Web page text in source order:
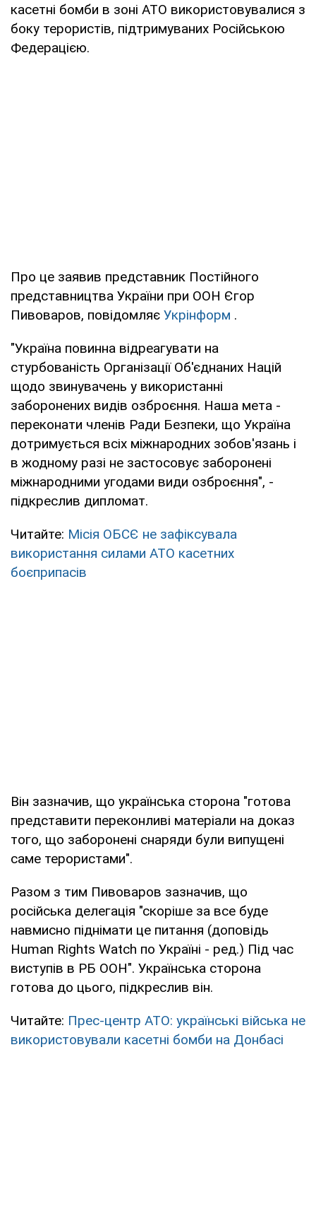
касетні бомби в зоні АТО використовувалися з
боку терористів, підтримуваних Російською
Федерацією.
Про це заявив представник Постійного
представництва України при ООН Єгор
Пивоваров, повідомляє Укрінформ .
"Україна повинна відреагувати на
стурбованість Організації Об'єднаних Націй
щодо звинувачень у використанні
заборонених видів озброєння. Наша мета -
переконати членів Ради Безпеки, що Україна
дотримується всіх міжнародних зобов'язань і
в жодному разі не застосовує заборонені
міжнародними угодами види озброєння", -
підкреслив дипломат.
Читайте: Місія ОБСЄ не зафіксувала
використання силами АТО касетних
боєприпасів
Він зазначив, що українська сторона "готова
представити переконливі матеріали на доказ
того, що заборонені снаряди були випущені
саме терористами".
Разом з тим Пивоваров зазначив, що
російська делегація "скоріше за все буде
навмисно піднімати це питання (доповідь
Human Rights Watch по Україні - ред.) Під час
виступів в РБ ООН". Українська сторона
готова до цього, підкреслив він.
Читайте: Прес-центр АТО: українські війська не
використовували касетні бомби на Донбасі